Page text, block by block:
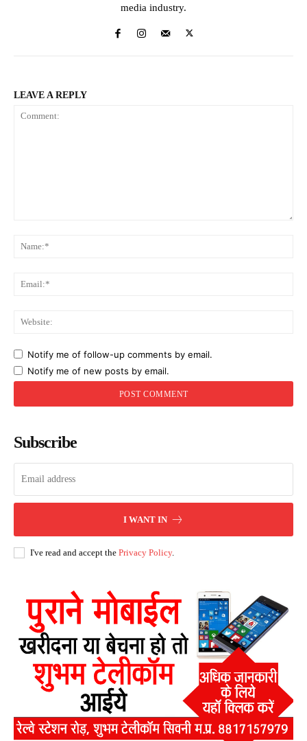
media industry.
LEAVE A REPLY
Notify me of follow-up comments by email.
Notify me of new posts by email.
Subscribe
I WANT IN
I've read and accept the Privacy Policy.